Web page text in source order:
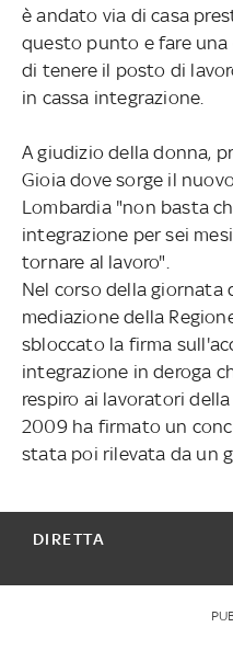
è andato via di casa
questo punto e fare una
di tenere il posto di
in cassa integrazione.
A giudizio della donna,
Gioia dove sorge il
Lombardia "non basta
integrazione per sei
tornare al lavoro".
Nel corso della giornata
mediazione della
sbloccato la firma
integrazione in deroga
respiro ai lavoratori
2009 ha firmato un
stata poi rilevata da un
DIRETTA